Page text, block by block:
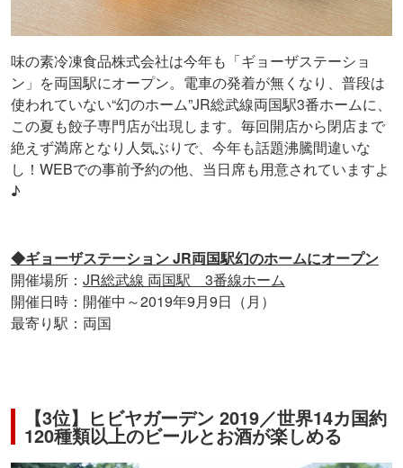
味の素冷凍食品株式会社は今年も「ギョーザステーショ
ン」を両国駅にオープン。電車の発着が無くなり、普段は
使われていない“幻のホーム”JR総武線両国駅3番ホームに、
この夏も餃子専門店が出現します。毎回開店から閉店まで
絶えず満席となり人気ぶりで、今年も話題沸騰間違いな
し！WEBでの事前予約の他、当日席も用意されていますよ
♪
◆ギョーザステーション JR両国駅幻のホームにオープン
開催場所： JR総武線 両国駅 3番線ホーム
開催日時：開催中～2019年9月9日（月）
最寄り駅：両国
【3位】ヒビヤガーデン 2019／世界14カ国約
120種類以上のビールとお酒が楽しめる